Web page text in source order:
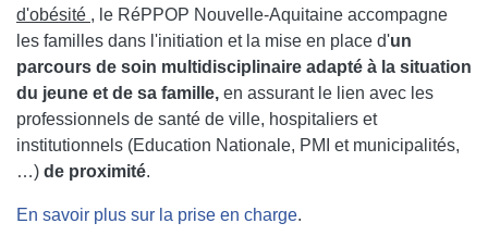
d'obésité , le RéPPOP Nouvelle-Aquitaine accompagne
les familles dans l'initiation et la mise en place d'un
parcours de soin multidisciplinaire adapté à la situation
du jeune et de sa famille, en assurant le lien avec les
professionnels de santé de ville, hospitaliers et
institutionnels (Education Nationale, PMI et municipalités,
…) de proximité.
En savoir plus sur la prise en charge.